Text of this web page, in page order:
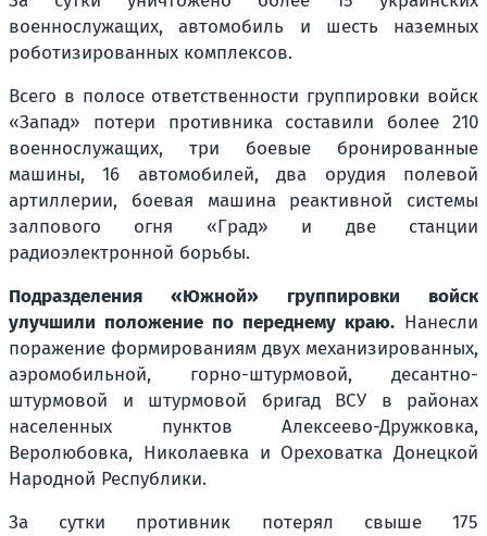
военнослужащих, автомобиль и шесть наземных
роботизированных комплексов.
Всего в полосе ответственности группировки войск
«Запад» потери противника составили более 210
военнослужащих, три боевые бронированные
машины, 16 автомобилей, два орудия полевой
артиллерии, боевая машина реактивной системы
залпового огня «Град» и две станции
радиоэлектронной борьбы.
Подразделения «Южной» группировки войск
улучшили положение по переднему краю. Нанесли
поражение формированиям двух механизированных,
аэромобильной, горно-штурмовой, десантно-
штурмовой и штурмовой бригад ВСУ в районах
населенных пунктов Алексеево-Дружковка,
Веролюбовка, Николаевка и Ореховатка Донецкой
Народной Республики.
За сутки противник потерял свыше 175